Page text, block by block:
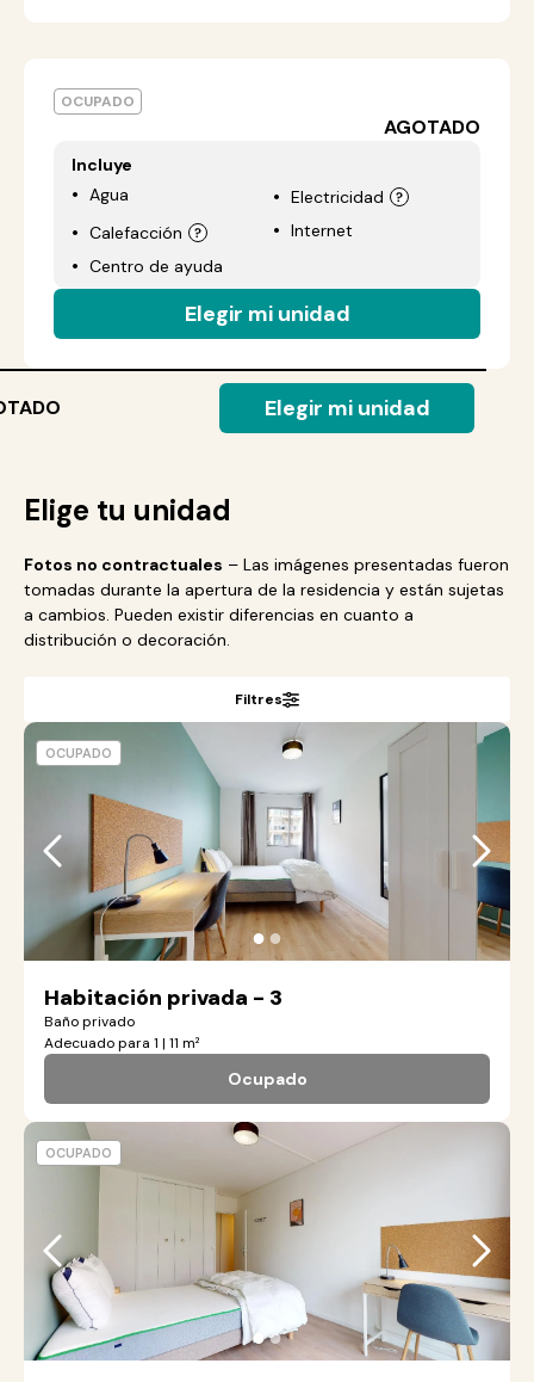
OCUPADO
AGOTADO
Incluye
Agua
Electricidad
Calefacción
Internet
Centro de ayuda
Elegir mi unidad
Elegir mi unidad
Elige tu unidad
Fotos no contractuales – Las imágenes presentadas fueron
tomadas durante la apertura de la residencia y están sujetas
a cambios. Pueden existir diferencias en cuanto a
distribución o decoración.
Filtres
●●
Habitación privada - 3
Baño privado
Adecuado para 1 | 11 m²
Ocupado
OCUPADO
●●
OCUPADO